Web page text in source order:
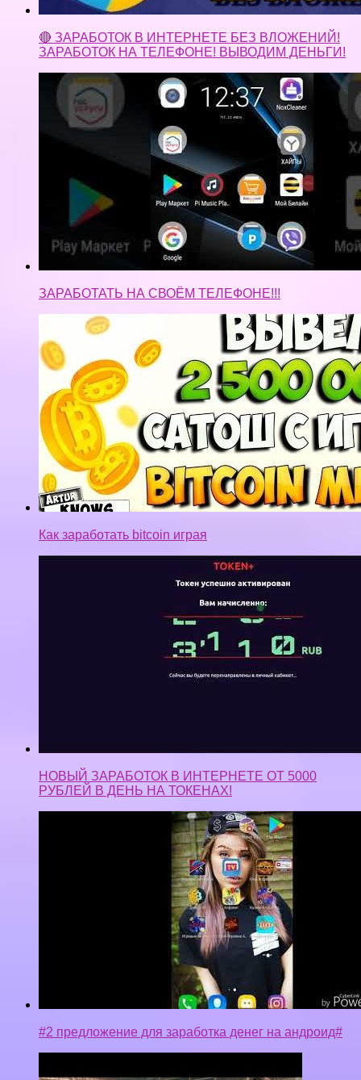
🔴 ЗАРАБОТОК В ИНТЕРНЕТЕ БЕЗ ВЛОЖЕНИЙ!
ЗАРАБОТОК НА ТЕЛЕФОНЕ! ВЫВОДИМ ДЕНЬГИ!
ЗАРАБОТАТЬ НА СВОЁМ ТЕЛЕФОНЕ!!!
Как заработать bitcoin играя
НОВЫЙ ЗАРАБОТОК В ИНТЕРНЕТЕ ОТ 5000
РУБЛЕЙ В ДЕНЬ НА ТОКЕНАХ!
#2 предложение для заработка денег на андроид#